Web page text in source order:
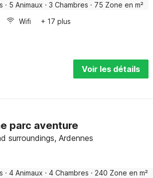
· 5 Animaux · 3 Chambres · 75 Zone en m²
Wifi + 17 plus
Voir les détails
parc aventure
surroundings, Ardennes
· 4 Animaux · 4 Chambres · 240 Zone en m²